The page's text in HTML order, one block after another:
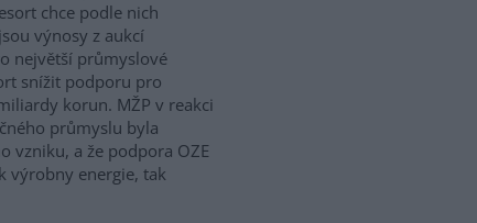
chce podle nich
výnosy z aukcí
největší průmyslové
snížit podporu pro
korun. MŽP v reakci
průmyslu byla
vzniku, a že podpora OZE
výrobny energie, tak